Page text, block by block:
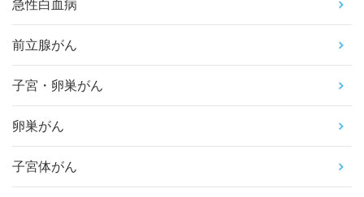
急性白血病
前立腺がん
子宮・卵巣がん
卵巣がん
子宮体がん